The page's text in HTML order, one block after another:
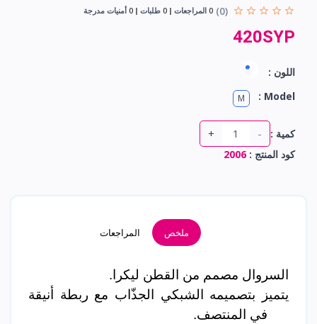
(0)
0 المراجعات 0 طلبات 0 أمنيات مدرجة
420SYP
اللون :
Model :
M
كمية : -
+
كود المنتج :2006
ملخص المراجعات
السروال مصمم من القطن ليكرا.
يتميز بتصميمه الشبكي الجذّاب مع ربطة أنيقة
في المنتصف.